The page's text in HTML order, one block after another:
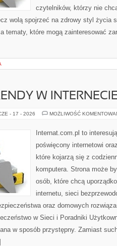
czytelników, którzy nie
wolą spojrzeć na zdrowy styl życia
tematy, które mogą zainteresować
W
- 17 - 2026 MOŻLIWOŚĆ
Internat.com.pl to
poświęcony internetowi
które kojarzą się z
komputera. Strona może
osób, które chcą
internetu, sieci
oraz domowych
w Sieci i Poradniki
w sposób przystępny. Zamiast